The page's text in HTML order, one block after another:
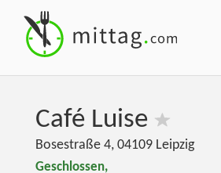
Café Luise
Bosestraße 4, 04109 Leipzig
Geschlossen,